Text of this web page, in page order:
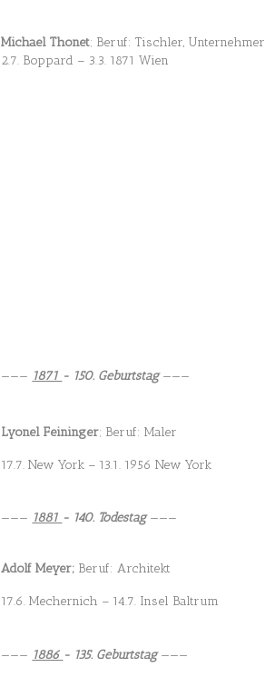
Michael Thonet; Beruf: Tischler, Unternehmer
2.7. Boppard – 3.3. 1871 Wien
——— 1871 - 150. Geburtstag———
Lyonel Feininger; Beruf: Maler
17.7. New York – 13.1. 1956 New York
——— 1881 - 140. Todestag———
Adolf Meyer; Beruf: Architekt
17.6. Mechernich – 14.7. Insel Baltrum
——— 1886 - 135. Geburtstag———